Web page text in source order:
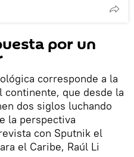
por un
corresponde a la
que desde la
dos siglos luchando
la perspectiva
con Sputnik el
el Caribe, Raúl Li